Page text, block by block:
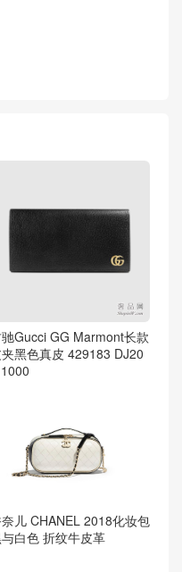
Gucci GG Marmont长款
夹黑色真皮 429183 DJ20
儿 CHANEL 2018化妆包
白色 折纹牛皮革